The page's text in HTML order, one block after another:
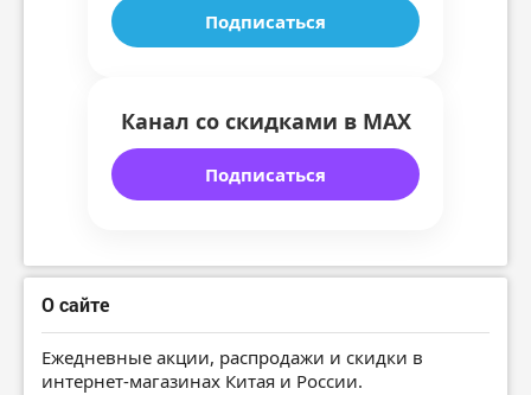
Подписаться
Канал со скидками в MAX
Подписаться
О сайте
Ежедневные акции, распродажи и скидки в
интернет-магазинах Китая и России.